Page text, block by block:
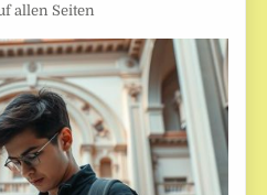
allen Seiten